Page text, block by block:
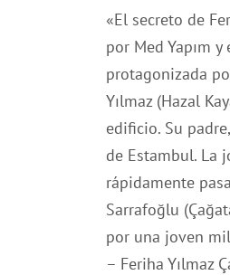
«El secreto de
por Med Yapım
protagonizada
Yılmaz (Hazal
edificio. Su
de Estambul. La
rápidamente
Sarrafoğlu
por una joven
– Feriha Yılmaz